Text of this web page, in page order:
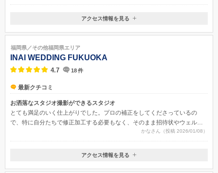
ました。撮影したいポーズや写真の構造などは、撮影
依頼書を作成してお渡ししました。なので、撮りたか
が理想通りに行きました。カメラマンさんを前にする
と顔が引きつるかな？と不安でしたが、私も彼もとて
も自然な笑顔でいつもの素の感じの仕上がりになった
福岡県糟屋郡新宮町三代 831-1
アクセス情報を見る
福岡県／その他福岡県エリア
INAI WEDDING FUKUOKA
4.7 18件
最新クチコミ
お洒落なスタジオ撮影ができるスタジオ
とても満足のいく仕上がりでした。プロの補正をしてくださっているの
で、特に自分たちで修正加工する必要もなく、そのまま招待状やウェルカ
ムスペースの画像に使用させていただこうと思っています。かなさん（投稿 2026/01/08）
福岡県福津市宮司浜２丁目３５−２５ Evo Materia E号
アクセス情報を見る